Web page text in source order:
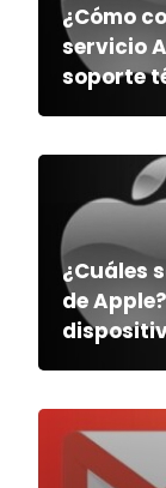
¿Cómo
servicio
soporte
¿Cuáles
de